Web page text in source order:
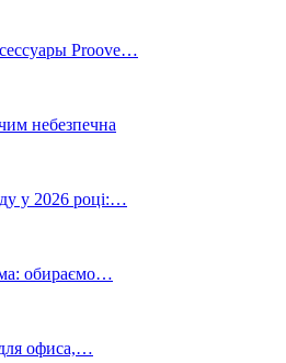
Proove…
небезпечна
у 2026 році:…
обираємо…
офиса,…